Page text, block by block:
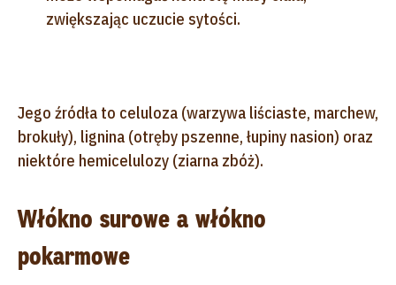
zwiększając uczucie sytości.
Jego źródła to celuloza (warzywa liściaste, marchew,
brokuły), lignina (otręby pszenne, łupiny nasion) oraz
niektóre hemicelulozy (ziarna zbóż).
Włókno surowe a włókno
pokarmowe